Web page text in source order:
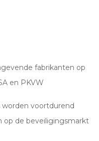
fabrikanten op
en PKVW
voortdurend
op de beveiligingsmarkt